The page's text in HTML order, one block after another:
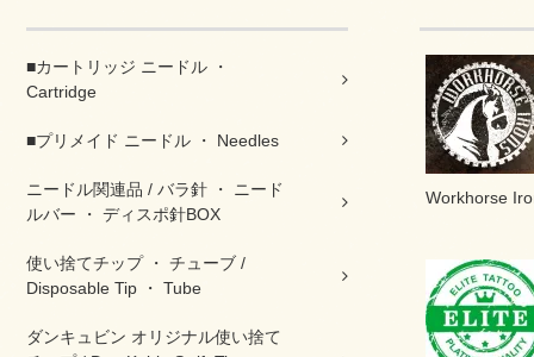
■カートリッジ ニードル ・
Cartridge
■プリメイド ニードル ・ Needles
ニードル関連品 / バラ針 ・ ニード
ルバー ・ ディスポ針BOX
使い捨てチップ ・ チューブ /
Disposable Tip ・ Tube
ダンキュビン オリジナル使い捨て
Workhorse